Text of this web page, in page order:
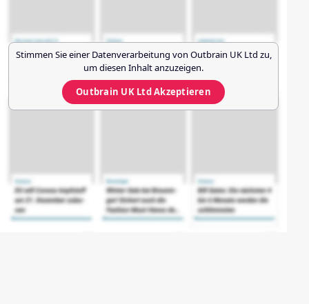
Stimmen Sie einer Datenverarbeitung von Outbrain UK Ltd zu,
um diesen Inhalt anzuzeigen.
Outbrain UK LtdAkzeptieren